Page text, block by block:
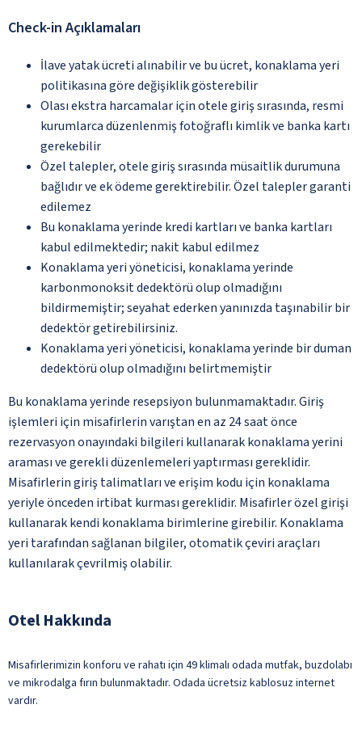
Check-in Açıklamaları
İlave yatak ücreti alınabilir ve bu ücret, konaklama yeri
politikasına göre değişiklik gösterebilir
Olası ekstra harcamalar için otele giriş sırasında, resmi
kurumlarca düzenlenmiş fotoğraflı kimlik ve banka kartı
gerekebilir
Özel talepler, otele giriş sırasında müsaitlik durumuna
bağlıdır ve ek ödeme gerektirebilir. Özel talepler garanti
edilemez
Bu konaklama yerinde kredi kartları ve banka kartları
kabul edilmektedir; nakit kabul edilmez
Konaklama yeri yöneticisi, konaklama yerinde
karbonmonoksit dedektörü olup olmadığını
bildirmemiştir; seyahat ederken yanınızda taşınabilir bir
dedektör getirebilirsiniz.
Konaklama yeri yöneticisi, konaklama yerinde bir duman
dedektörü olup olmadığını belirtmemiştir
Bu konaklama yerinde resepsiyon bulunmamaktadır. Giriş
işlemleri için misafirlerin varıştan en az 24 saat önce
rezervasyon onayındaki bilgileri kullanarak konaklama yerini
araması ve gerekli düzenlemeleri yaptırması gereklidir.
Misafirlerin giriş talimatları ve erişim kodu için konaklama
yeriyle önceden irtibat kurması gereklidir. Misafirler özel girişi
kullanarak kendi konaklama birimlerine girebilir. Konaklama
yeri tarafından sağlanan bilgiler, otomatik çeviri araçları
kullanılarak çevrilmiş olabilir.
Otel Hakkında
Misafirlerimizin konforu ve rahatı için 49 klimalı odada mutfak, buzdolabı
ve mikrodalga fırın bulunmaktadır. Odada ücretsiz kablosuz internet
vardır.